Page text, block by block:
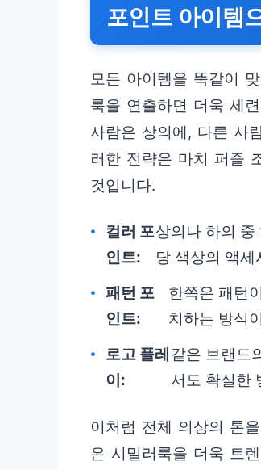
포인트 아이템
모든 아이템을 똑같이
룩을 연출하면 더욱 세
사람은 상의에, 다른 사
러한 전략은 마치 퍼즐
것입니다.
컬러 포
인트:
상의나 하의
당 색상의 액
패턴 포
인트:
한쪽은 패턴
치하는 방식
로고 플레
이:
같은 브랜드
서도 확실한
이처럼 전체 의상의 톤
은 시밀러룩을 더욱 트